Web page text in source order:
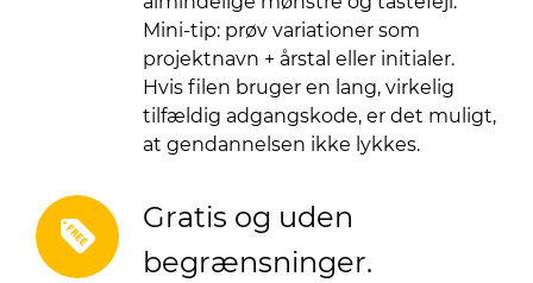
Mini-tip: prøv variationer som
projektnavn + årstal eller initialer.
Hvis filen bruger en lang, virkelig
tilfældig adgangskode, er det muligt,
at gendannelsen ikke lykkes.
Gratis og uden
begrænsninger.